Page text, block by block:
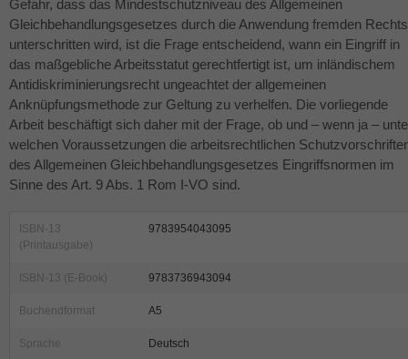
Gefahr, dass das Mindestschutzniveau des Allgemeinen
Gleichbehandlungsgesetzes durch die Anwendung fremden Rechts
unterschritten wird, ist die Frage entscheidend, wann ein Eingriff in
das maßgebliche Arbeitsstatut gerechtfertigt ist, um inländischem
Antidiskriminierungsrecht ungeachtet der allgemeinen
Anknüpfungsmethode zur Geltung zu verhelfen. Die vorliegende
Arbeit beschäftigt sich daher mit der Frage, ob und – wenn ja –
welchen Voraussetzungen die arbeitsrechtlichen
des Allgemeinen Gleichbehandlungsgesetzes Eingriffsnormen im
Sinne des Art. 9 Abs. 1 Rom I-VO sind.
ISBN-13
(Printausgabe)
9783954043095
ISBN-13 (E-Book) 9783736943094
Buchendformat A5
Sprache Deutsch